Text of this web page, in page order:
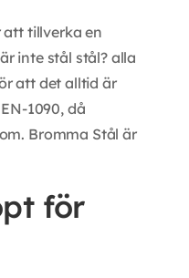
att tillverka en
inte stål stål? alla
att det alltid är
1090, då
Bromma Stål är
för